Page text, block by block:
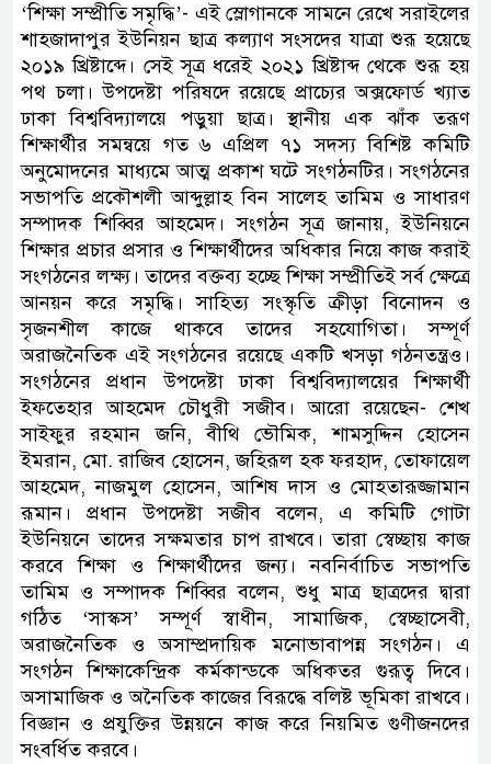
‘শিক্ষা সম্প্রীতি সমৃদ্ধি’- এই স্লোগানকে সামনে রেখে সরাইলের
শাহজাদাপুর ইউনিয়ন ছাত্র কল্যাণ সংসদের যাত্রা শুরূ হয়েছে
২০১৯ খ্রিষ্টাব্দে। সেই সূত্র ধরেই ২০২১ খ্রিষ্টাব্দ থেকে শুরূ হয়
পথ চলা। উপদেষ্টা পরিষদে রয়েছে প্রাচ্যের অক্সফোর্ড খ্যাত
ঢাকা বিশ্ববিদ্যালয়ে পড়ুয়া ছাত্র। স্থানীয় এক ঝাঁক তরূণ
শিক্ষার্থীর সমন্বয়ে গত ৬ এপ্রিল ৭১ সদস্য বিশিষ্ট কমিটি
অনুমোদনের মাধ্যমে আত্ম প্রকাশ ঘটে সংগঠনটির। সংগঠনের
সভাপতি প্রকৌশলী আব্দুল্লাহ বিন সালেহ তামিম ও সাধারণ
সম্পাদক শিব্বির আহমেদ। সংগঠন সূত্র জানায়, ইউনিয়নে
শিক্ষার প্রচার প্রসার ও শিক্ষার্থীদের অধিকার নিয়ে কাজ করাই
সংগঠনের লক্ষ্য। তাদের বক্তব্য হচ্ছে শিক্ষা সম্প্রীতিই সর্ব ক্ষেত্রে
আনয়ন করে সমৃদ্ধি। সাহিত্য সংস্কৃতি ক্রীড়া বিনোদন ও
সৃজনশীল কাজে থাকবে তাদের সহযোগিতা। সম্পূর্ণ
অরাজনৈতিক এই সংগঠনের রয়েছে একটি খসড়া গঠনতন্ত্রও।
সংগঠনের প্রধান উপদেষ্টা ঢাকা বিশ্ববিদ্যালয়ের শিক্ষার্থী
ইফতেহার আহমেদ চৌধুরী সজীব। আরো রয়েছেন- শেখ
সাইফুর রহমান জনি, বীথি ভৌমিক, শামসুদ্দিন হোসেন
ইমরান, মো. রাজিব হোসেন, জহিরূল হক ফরহাদ, তোফায়েল
আহমেদ, নাজমুল হোসেন, আশিষ দাস ও মোহতারূজ্জামান
রূমান। প্রধান উপদেষ্টা সজীব বলেন, এ কমিটি গোটা
ইউনিয়নে তাদের সক্ষমতার চাপ রাখবে। তারা স্বেচ্ছায় কাজ
করবে শিক্ষা ও শিক্ষার্থীদের জন্য। নবনির্বাচিত সভাপতি
তামিম ও সম্পাদক শিব্বির বলেন, শুধু মাত্র ছাত্রদের দ্বারা
গঠিত ‘সাস্কস’ সম্পূর্ণ স্বাধীন, সামাজিক, স্বেচ্ছাসেবী,
অরাজনৈতিক ও অসাম্প্রদায়িক মনোভাবাপন্ন সংগঠন। এ
সংগঠন শিক্ষাকেন্দ্রিক কর্মকান্ডকে অধিকতর গুরূত্ব দিবে।
অসামাজিক ও অনৈতিক কাজের বিরূদ্ধে বলিষ্ট ভূমিকা রাখবে।
বিজ্ঞান ও প্রযুক্তির উন্নয়নে কাজ করে নিয়মিত গুণীজনদের
সংবর্ধিত করবে।